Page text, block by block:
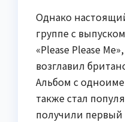
Однако
группе с
«Please Please
возглавил
Альбом с
также стал
получили